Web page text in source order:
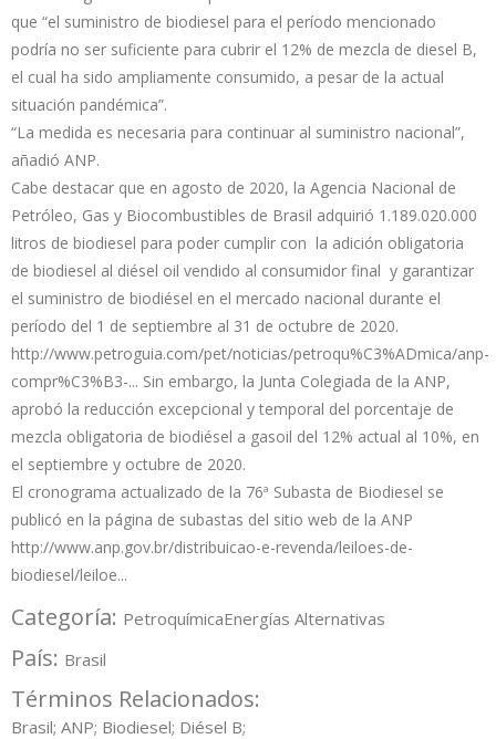
que “el suministro de biodiesel para el período mencionado
podría no ser suficiente para cubrir el 12% de mezcla de diesel B,
el cual ha sido ampliamente consumido, a pesar de la actual
situación pandémica”.
“La medida es necesaria para continuar al suministro nacional”,
añadió ANP.
Cabe destacar que en agosto de 2020, la Agencia Nacional de
Petróleo, Gas y Biocombustibles de Brasil adquirió 1.189.020.000
litros de biodiesel para poder cumplir con la adición obligatoria
de biodiesel al diésel oil vendido al consumidor final y garantizar
el suministro de biodiésel en el mercado nacional durante el
período del 1 de septiembre al 31 de octubre de 2020.
http://www.petroguia.com/pet/noticias/petroqu%C3%ADmica/anp-
compr%C3%B3-... Sin embargo, la Junta Colegiada de la ANP,
aprobó la reducción excepcional y temporal del porcentaje de
mezcla obligatoria de biodiésel a gasoil del 12% actual al 10%, en
el septiembre y octubre de 2020.
El cronograma actualizado de la 76ª Subasta de Biodiesel se
publicó en la página de subastas del sitio web de la ANP
http://www.anp.gov.br/distribuicao-e-revenda/leiloes-de-
biodiesel/leiloe...
Categoría: PetroquímicaEnergías Alternativas
País: Brasil
Términos Relacionados:
Brasil; ANP; Biodiesel; Diésel B;